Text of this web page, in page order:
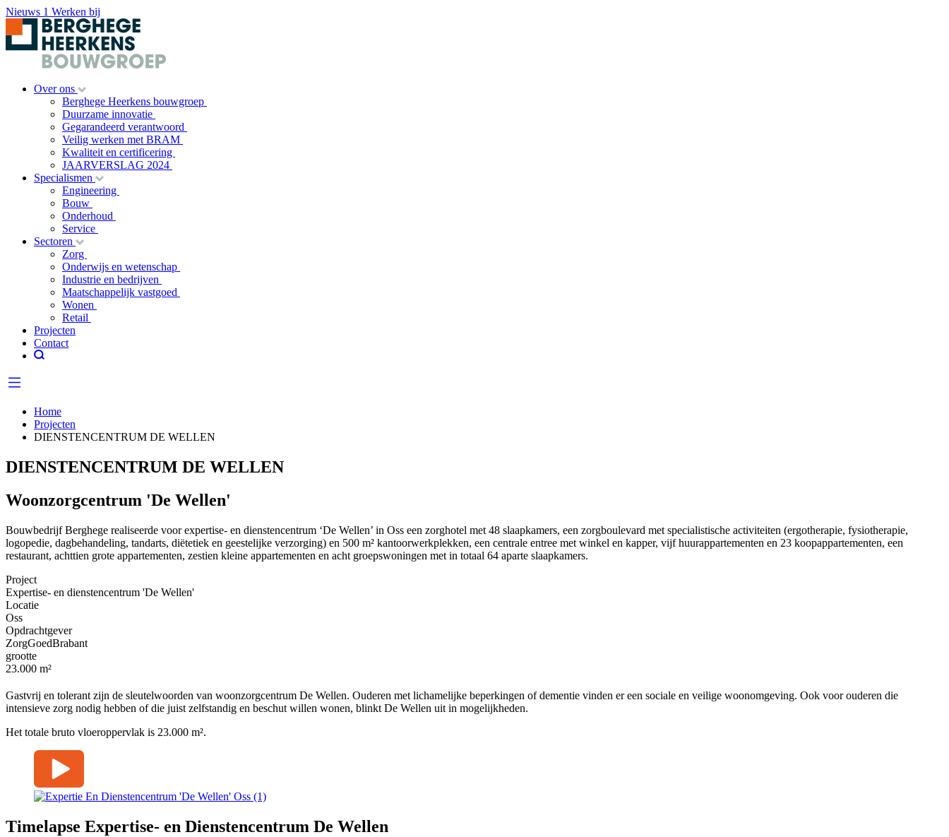
Nieuws 1 Werken bij
Over ons
Berghege Heerkens bouwgroep
Duurzame innovatie
Gegarandeerd verantwoord
Veilig werken met BRAM
Kwaliteit en certificering
JAARVERSLAG 2024
Specialismen
Engineering
Bouw
Onderhoud
Service
Sectoren
Zorg
Onderwijs en wetenschap
Industrie en bedrijven
Maatschappelijk vastgoed
Wonen
Retail
Projecten
Contact
Home
Projecten
DIENSTENCENTRUM DE WELLEN
DIENSTENCENTRUM DE WELLEN
Woonzorgcentrum 'De Wellen'
Bouwbedrijf Berghege realiseerde voor expertise- en dienstencentrum ‘De Wellen’ in Oss een zorghotel met 48 slaapkamers, een zorgboulevard met specialistische activiteiten (ergotherapie, fysiotherapie,
logopedie, dagbehandeling, tandarts, diëtetiek en geestelijke verzorging) en 500 m² kantoorwerkplekken, een centrale entree met winkel en kapper, vijf huurappartementen en 23 koopappartementen, een
restaurant, achttien grote appartementen, zestien kleine appartementen en acht groepswoningen met in totaal 64 aparte slaapkamers.
Project
Expertise- en dienstencentrum 'De Wellen'
Locatie
Oss
Opdrachtgever
ZorgGoedBrabant
grootte
23.000 m²
Gastvrij en tolerant zijn de sleutelwoorden van woonzorgcentrum De Wellen. Ouderen met lichamelijke beperkingen of dementie vinden er een sociale en veilige woonomgeving. Ook voor ouderen die
intensieve zorg nodig hebben of die juist zelfstandig en beschut willen wonen, blinkt De Wellen uit in mogelijkheden.
Het totale bruto vloeroppervlak is 23.000 m².
Timelapse Expertise- en Dienstencentrum De Wellen